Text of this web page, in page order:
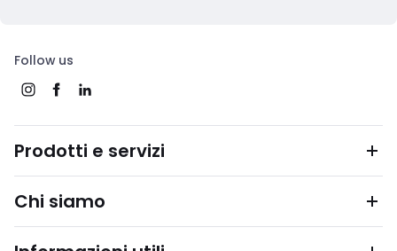
Follow us
Prodotti e servizi
Chi siamo